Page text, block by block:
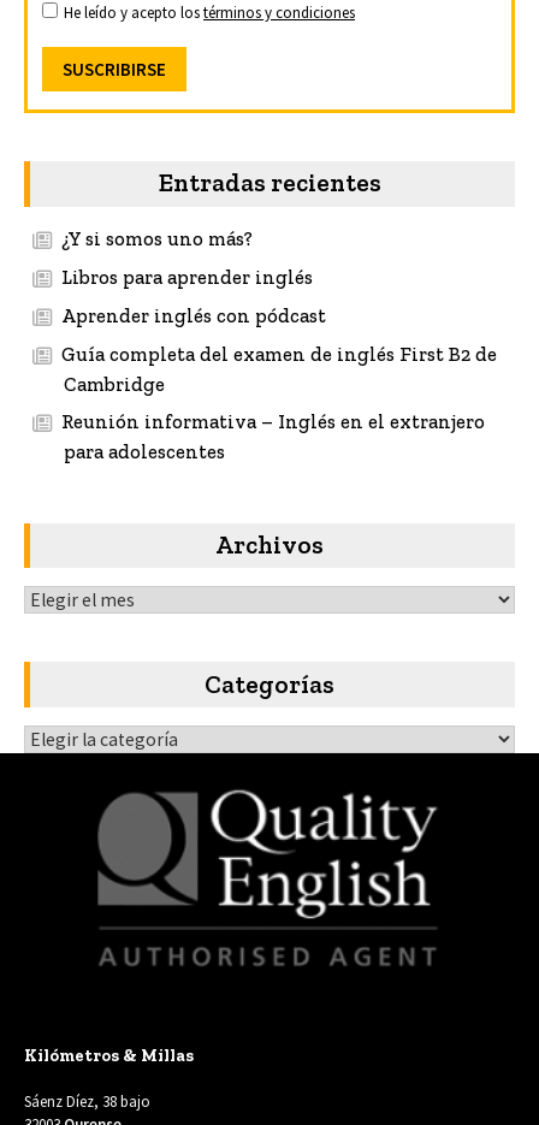
He leído y acepto lostérminos y condiciones
Entradas recientes
¿Y si somos uno más?
Libros para aprender inglés
Aprender inglés con pódcast
Guía completa del examen de inglés First B2 de
Cambridge
Reunión informativa – Inglés en el extranjero
para adolescentes
Archivos
Archivos
Categorías
Categorías
Kilómetros & Millas
Sáenz Díez, 38 bajo